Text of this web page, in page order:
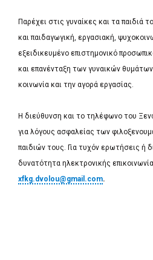
Παρέχει στις γυναίκες και τα παιδιά
και παιδαγωγική, εργασιακή,
εξειδικευμένο επιστημονικό
και επανένταξη των γυναικών
κοινωνία και την αγορά εργασίας.
Η διεύθυνση και το τηλέφωνο του
για λόγους ασφαλείας των
παιδιών τους. Για τυχόν ερωτήσεις ή
δυνατότητα ηλεκτρονικής
xfkg.dvolou@gmail.com.